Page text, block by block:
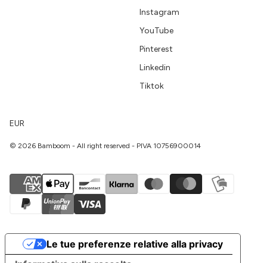
Instagram
YouTube
Pinterest
Linkedin
Tiktok
EUR
© 2026 Bamboom - All right reserved - PIVA 10756900014
Le tue preferenze relative alla privacy